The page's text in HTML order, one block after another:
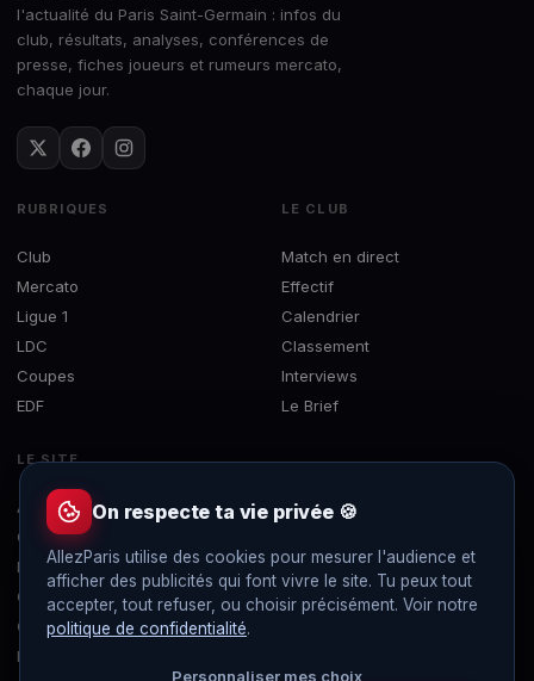
l'actualité du Paris Saint-Germain : infos du
club, résultats, analyses, conférences de
presse, fiches joueurs et rumeurs mercato,
chaque jour.
RUBRIQUES
Club
Mercato
Ligue 1
LDC
Coupes
EDF
LE CLUB
Match en direct
Effectif
Calendrier
Classement
Interviews
Le Brief
LE SITE
À propos
Contact
Mentions légales
Confidentialité
Gérer les cookies
Flux RSS
On respecte ta vie privée 🍪
AllezParis utilise des cookies pour mesurer l'audience et
afficher des publicités qui font vivre le site. Tu peux tout
accepter, tout refuser, ou choisir précisément. Voir notre
politique de confidentialité.
Personnaliser mes choix